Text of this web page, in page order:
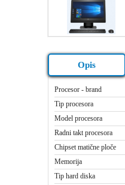
Opis
Procesor - brand
Tip procesora
Model procesora
Radni takt procesora
Chipset matične ploče
Memorija
Tip hard diska